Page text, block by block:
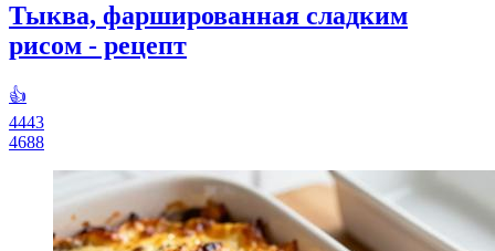
Тыква, фаршированная сладким
рисом - рецепт
👍
4443
4688